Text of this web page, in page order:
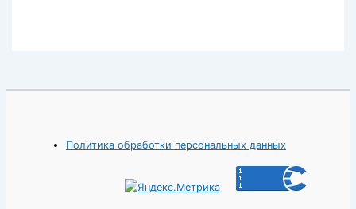
Политика обработки персональных данных